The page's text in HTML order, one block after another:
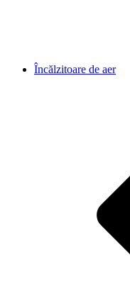
Încălzitoare de aer